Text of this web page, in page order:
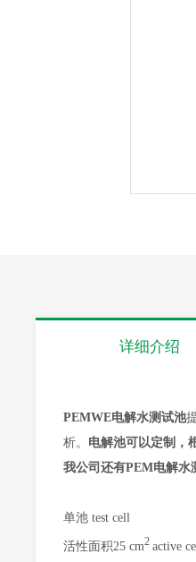
详细介绍
PEMWE电解水测试池
析。 电解池可以定制，
我公司还有PEM电解水
单池 test cell
活性面积25 cm2 active